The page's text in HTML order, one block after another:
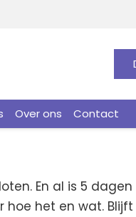
Over ons Contact
En al is 5
het en wat.